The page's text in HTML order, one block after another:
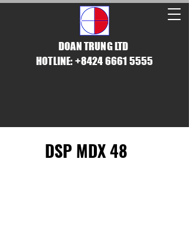
DOAN TRUNG LTD
HOTLINE: +8424 6661 5555
DSP MDX 48